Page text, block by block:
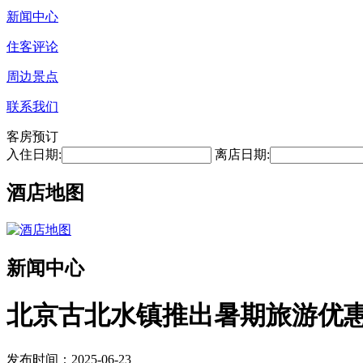
新闻中心
住客评论
周边景点
联系我们
客房预订
入住日期:
离店日期:
酒店地图
新闻中心
北京古北水镇推出暑期旅游优
发布时间：2025-06-23